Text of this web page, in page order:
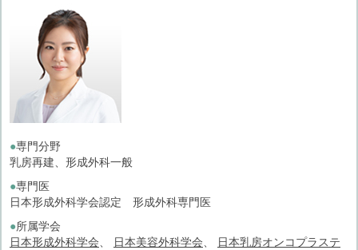
●専門分野
乳房再建、形成外科一般
●専門医
日本形成外科学会認定 形成外科専門医
●所属学会
日本形成外科学会
日本美容外科学会
日本乳房オンコプラステ